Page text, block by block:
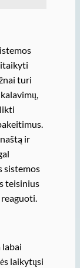
turi
ir
sistemos
teisinius
labai
laikytųsi